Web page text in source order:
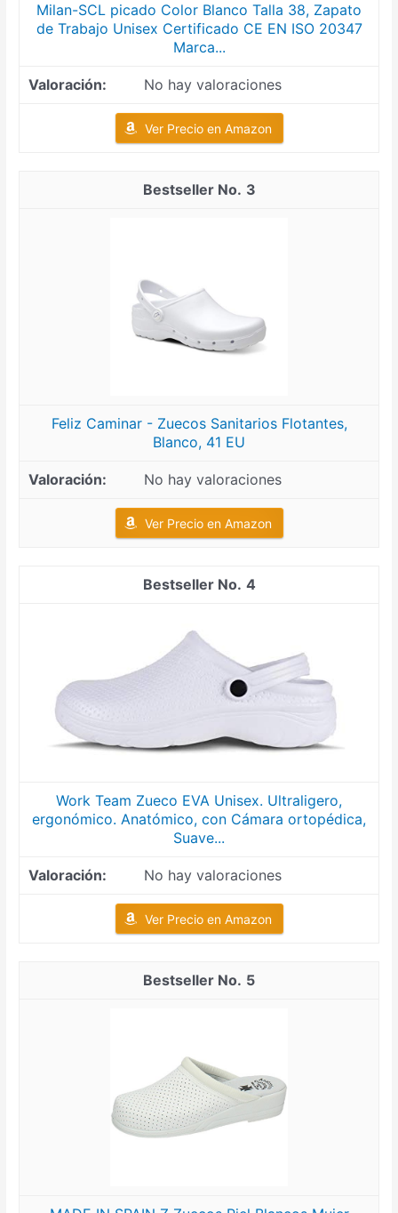
Milan-SCL picado Color Blanco Talla 38, Zapato
de Trabajo Unisex Certificado CE EN ISO 20347
Marca...
No hay valoraciones
Ver Precio en Amazon
3
Feliz Caminar - Zuecos Sanitarios Flotantes,
Blanco, 41 EU
No hay valoraciones
Ver Precio en Amazon
4
Work Team Zueco EVA Unisex. Ultraligero,
ergonómico. Anatómico, con Cámara ortopédica,
Suave...
No hay valoraciones
Ver Precio en Amazon
5